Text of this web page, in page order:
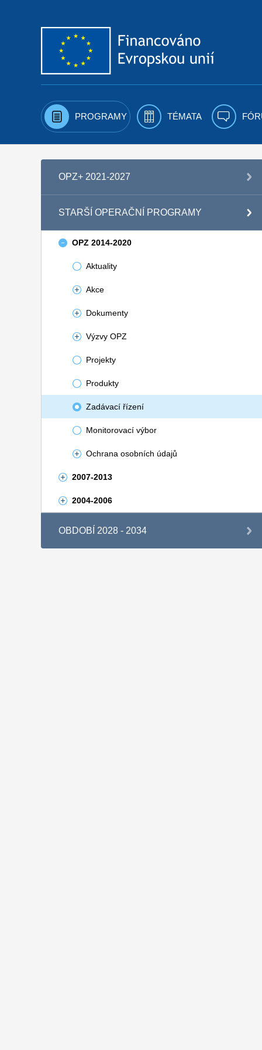
PROGRAMY TÉMATA
OPZ+ 2021-2027
STARŠÍ OPERAČNÍ PROGRAMY
OPZ 2014-2020
Aktuality
Akce
Dokumenty
Výzvy OPZ
Projekty
Produkty
Zadávací řízení
Monitorovací výbor
Ochrana osobních údajů
2007-2013
2004-2006
OBDOBÍ 2028 - 2034